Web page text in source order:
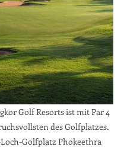
Golf Resorts ist mit Par 4
des Golfplatzes.
Golfplatz Phokeethra